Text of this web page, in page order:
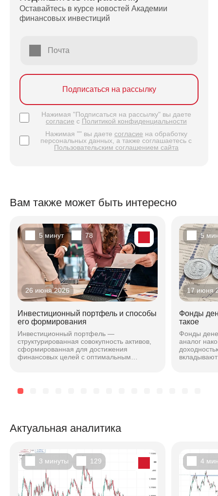
Оставайтесь в курсе новостей Академии
финансовых инвестиций
Подписаться на рассылку
Нажимая "Подписаться на рассылку" вы даете
согласие с Политикой конфиденциальности
Нажимая "" вы даете согласие на обработку
персональных данных, а также соглашаетесь с
Пользовательским соглашением сайта
Вам также может быть интересно
26 июня 2026
5 минут 78
Инвестиционный портфель и способы
его формирования
Инвестиционный портфель —
структурированная совокупность активов,
сформированная для достижения
финансовых целей с оптимальным
17 июня
5
Фонды
такое
Фонды
аналог
Актуальная аналитика
3 минуты 129 4